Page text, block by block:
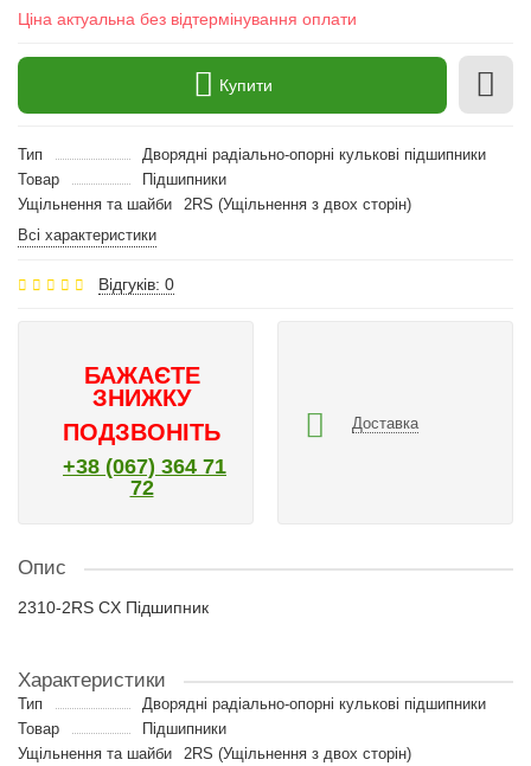
Ціна актуальна без відтермінування оплати
Купити
Тип
Дворядні радіально-опорні кулькові підшипники
Товар
Підшипники
Ущільнення та шайби
2RS (Ущільнення з двох сторін)
Всі характеристики
Відгуків: 0
БАЖАЄТЕ
ЗНИЖКУ
ПОДЗВОНІТЬ
+38 (067) 364 71
72
Доставка
Опис
2310-2RS CX Підшипник
Характеристики
Тип
Дворядні радіально-опорні кулькові підшипники
Товар
Підшипники
Ущільнення та шайби
2RS (Ущільнення з двох сторін)